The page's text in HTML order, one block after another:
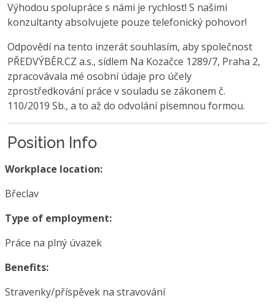
Výhodou spolupráce s námi je rychlost! S našimi
konzultanty absolvujete pouze telefonický pohovor!
Odpovědí na tento inzerát souhlasím, aby společnost
PŘEDVÝBĚR.CZ a.s., sídlem Na Kozačce 1289/7, Praha 2,
zpracovávala mé osobní údaje pro účely
zprostředkování práce v souladu se zákonem č.
110/2019 Sb., a to až do odvolání písemnou formou.
Position Info
Workplace location:
Břeclav
Type of employment:
Práce na plný úvazek
Benefits:
Stravenky/příspěvek na stravování